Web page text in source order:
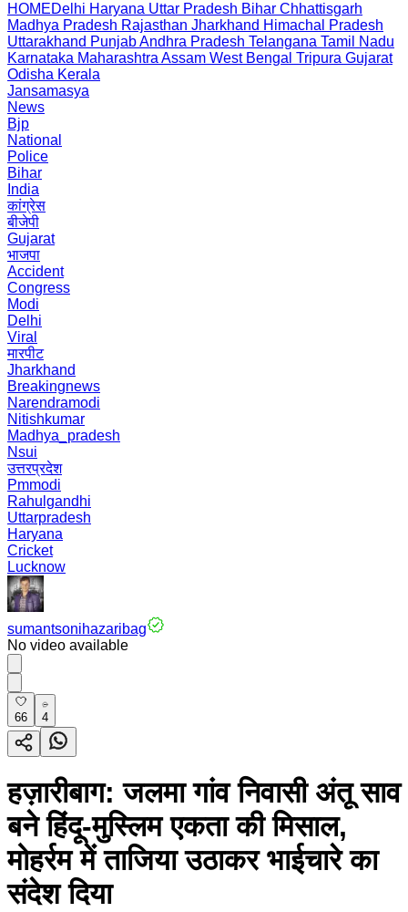
HOMEDelhi Haryana Uttar Pradesh Bihar Chhattisgarh
Madhya Pradesh Rajasthan Jharkhand Himachal Pradesh
Uttarakhand PunjabAndhra Pradesh Telangana Tamil Nadu
Karnataka Maharashtra Assam West Bengal Tripura Gujarat
Odisha Kerala
Jansamasya
News
Bjp
National
Police
Bihar
India
कांग्रेस
बीजेपी
Gujarat
भाजपा
Accident
Congress
Modi
Delhi
Viral
मारपीट
Jharkhand
Breakingnews
Narendramodi
Nitishkumar
Madhya_pradesh
Nsui
उत्तरप्रदेश
Pmmodi
Rahulgandhi
Uttarpradesh
Haryana
Cricket
Lucknow
sumantsonihazaribag
No video available
66 4
हज़ारीबाग: जलमा गांव निवासी अंतू साव
बने हिंदू-मुस्लिम एकता की मिसाल,
मोहर्रम में ताजिया उठाकर भाईचारे का
संदेश दिया